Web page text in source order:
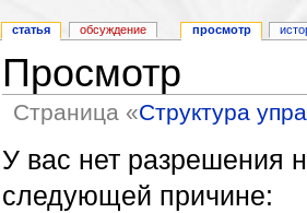
Просмотр
Страница «Структура
У вас нет разрешения
следующей причине:
статья обсуждение просмотр